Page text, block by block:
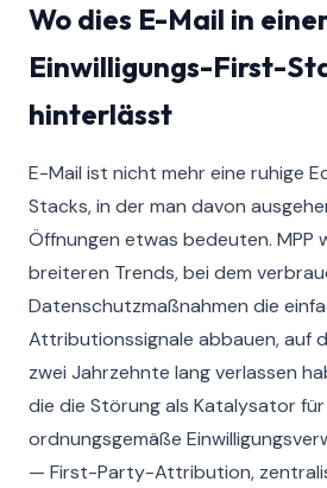
Wo dies E-Mail in
Einwilligungs-First-
hinterlässt
E-Mail ist nicht mehr eine ruhige
Stacks, in der man davon
Öffnungen etwas bedeuten. MPP
breiteren Trends, bei dem
Datenschutzmaßnahmen die
Attributionssignale abbauen, auf
zwei Jahrzehnte lang verlassen
die die Störung als Katalysator für
ordnungsgemäße
— First-Party-Attribution,